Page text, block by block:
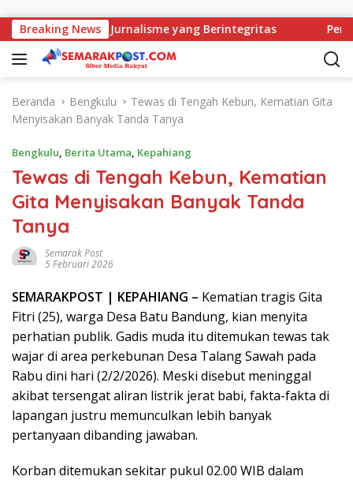
Breaking News
Komitmen Jurnalisme yang Berintegritas Peri
Beranda Bengkulu
Tewas di Tengah Kebun, Kematian Gita
Menyisakan Banyak Tanda Tanya
Bengkulu, Berita Utama, Kepahiang
Tewas di Tengah Kebun, Kematian
Gita Menyisakan Banyak Tanda
Tanya
Semarak Post
5 Februari 2026
SEMARAKPOST | KEPAHIANG – Kematian tragis Gita
Fitri (25), warga Desa Batu Bandung, kian menyita
perhatian publik. Gadis muda itu ditemukan tewas tak
wajar di area perkebunan Desa Talang Sawah pada
Rabu dini hari (2/2/2026). Meski disebut meninggal
akibat tersengat aliran listrik jerat babi, fakta-fakta di
lapangan justru memunculkan lebih banyak
pertanyaan dibanding jawaban.
Korban ditemukan sekitar pukul 02.00 WIB dalam